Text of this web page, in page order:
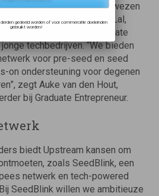
foodtech sector met bewezen
customers”, zegt Nityen Lal,
andere investeerder, Graduate
techbedrijven. “We bieden
voor pre-seed en seed
on ondersteuning voor degenen
zegt Auke van den Hout,
bij Graduate Entrepreneur.
biedt Upstream kansen om
zoals SeedBlink, een
netwerk en tech-powered
SeedBlink willen we ambitieuze
gedeeld worden of voor commerciële doeleinden
gebruikt worden!